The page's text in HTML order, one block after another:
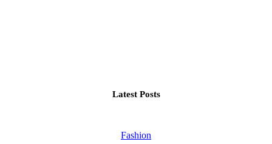
Latest Posts
Fashion